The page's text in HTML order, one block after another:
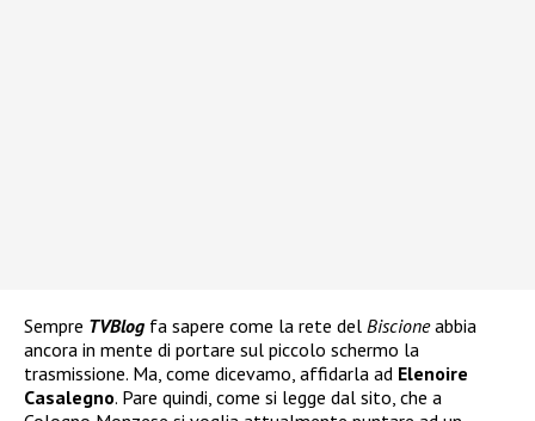
Sempre TVBlog fa sapere come la rete del Biscioneabbia
ancora in mente di portare sul piccolo schermo la
trasmissione. Ma, come dicevamo, affidarla ad Elenoire
Casalegno. Pare quindi, come si legge dal sito, che a